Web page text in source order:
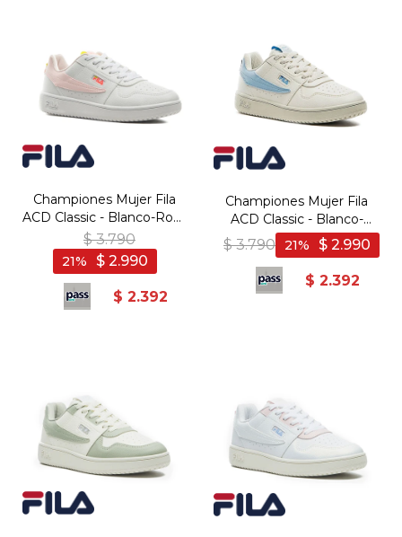
Championes Mujer Fila
ACD Classic - Blanco-Rosa
Claro
$ 3.790
$ 2.990
21
$ 2.392
Championes Mujer Fila
ACD Classic - Blanco-
Royal
$ 3.790 $ 2.990
21
$ 2.392